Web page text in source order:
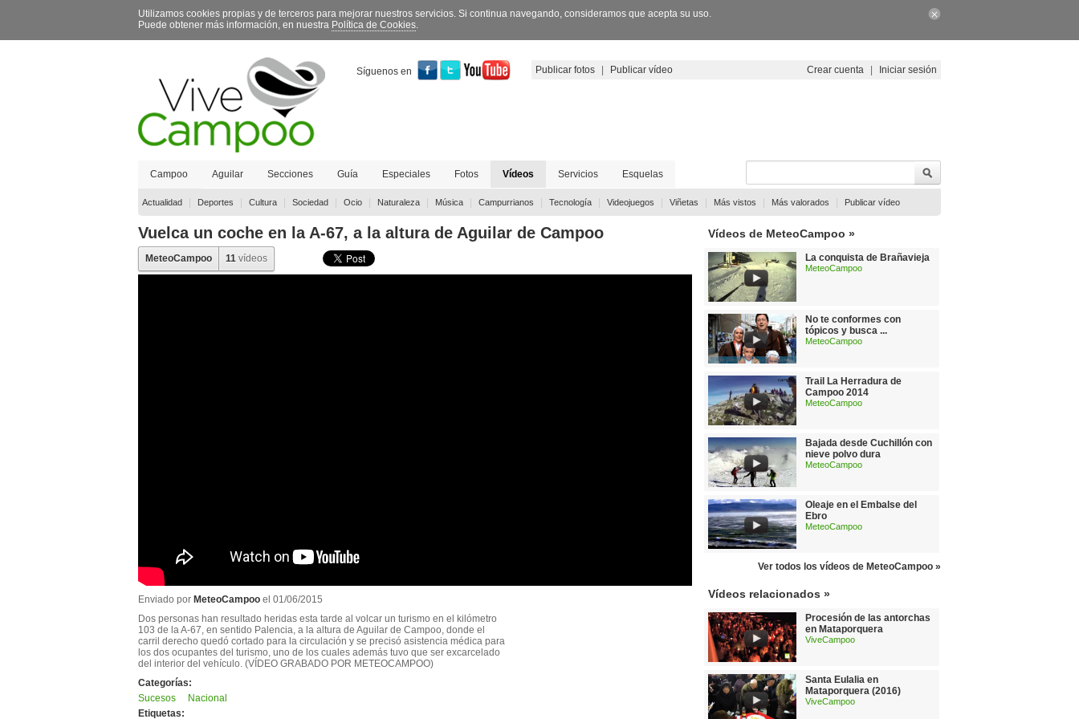
Utilizamos cookies propias y de terceros para mejorar nuestros servicios. Si continua navegando, consideramos que acepta su uso.
Puede obtener más información, en nuestra Política de Cookies.
Síguenos en Publicar fotos Publicar vídeo Crear cuenta Iniciar sesión
Campoo Aguilar Secciones Guía Especiales Fotos Vídeos
Actualidad Deportes Cultura Sociedad Ocio Naturaleza Música Campurrianos Tecnología Videojuegos Viñetas Más vistos Más valorados Publicar vídeo
Servicios Esquelas
Contacto
Vuelca un coche en la A-67, a la altura de Aguilar de Campoo
MeteoCampoo 11 vídeos
Enviado por MeteoCampoo el 01/06/2015
Dos personas han resultado heridas esta tarde al volcar un turismo en el kilómetro
103 de la A-67, en sentido Palencia, a la altura de Aguilar de Campoo, donde el
carril derecho quedó cortado para la circulación y se precisó asistencia médica para
los dos ocupantes del turismo, uno de los cuales además tuvo que ser excarcelado
del interior del vehículo. (VÍDEO GRABADO POR METEOCAMPOO)
Categorías:
Sucesos
Nacional
Etiquetas:
Vídeos de MeteoCampoo »
La conquista de Brañavieja
MeteoCampoo
No te conformes con
tópicos y busca ...
MeteoCampoo
Trail La Herradura de
Campoo 2014
MeteoCampoo
Bajada desde Cuchillón con
nieve polvo dura
MeteoCampoo
Oleaje en el Embalse del
Ebro
MeteoCampoo
Ver todos los vídeos de MeteoCampoo »
Vídeos relacionados »
Procesión de las antorchas
en Mataporquera
ViveCampoo
Santa Eulalia en
Mataporquera (2016)
ViveCampoo